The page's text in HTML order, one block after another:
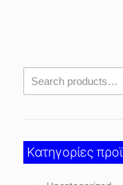
Κατηγορίες